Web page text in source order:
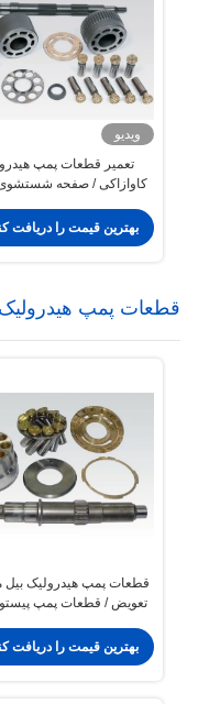
ویدیو
تعمیر قطعات پمپ
کاوازاکی / صفحه شستشوی
بهترین قیمت را دریافت
قطعات پمپ هیدرولیک
قطعات پمپ هیدرولیک بیل
بهترین قیمت را دریافت